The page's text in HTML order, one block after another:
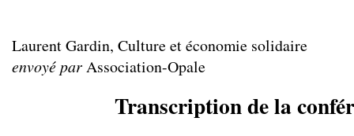
Laurent Gardin, Culture et économie solidaire
envoyé parAssociation-Opale
Transcription de la